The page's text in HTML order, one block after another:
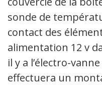
sonde de
contact des
alimentation 12 v
il y a l’électro-
effectuera un